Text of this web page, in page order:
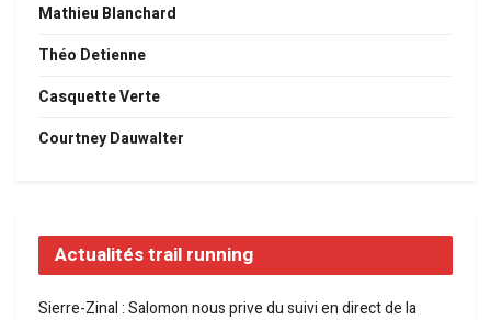
Mathieu Blanchard
Théo Detienne
Casquette Verte
Courtney Dauwalter
Actualités trail running
Sierre-Zinal : Salomon nous prive du suivi en direct de la